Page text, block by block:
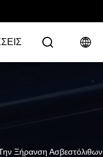
Ξήρανση Ασβεστόλιθων